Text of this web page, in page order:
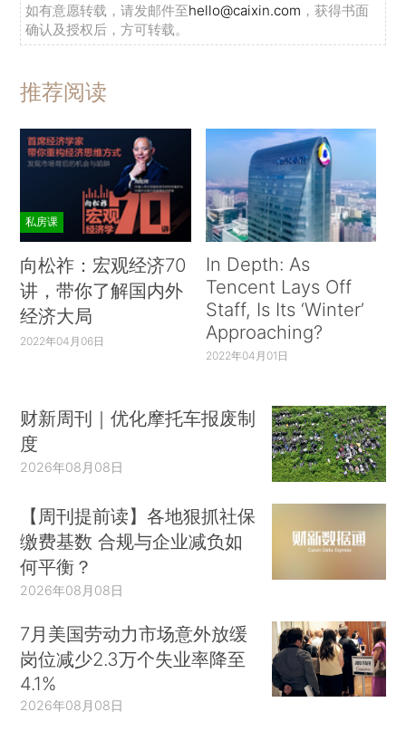
如有意愿转载，请发邮件至hello@caixin.com ，获得书面
确认及授权后，方可转载。
推荐阅读
私房课
向松祚：宏观经济70
讲，带你了解国内外
经济大局
2022年04月06日
In Depth: As
Tencent Lays Off
Staff, Is Its ‘Winter’
Approaching?
2022年04月01日
财新周刊｜优化摩托车报废制
度
2026年08月08日
【周刊提前读】各地狠抓社保
缴费基数 合规与企业减负如
何平衡？
2026年08月08日
7月美国劳动力市场意外放缓
岗位减少2.3万个失业率降至
4.1%
2026年08月08日